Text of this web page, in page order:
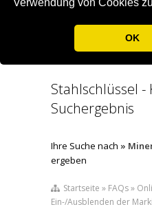
Verwendung von Cookies
OK
Stahlschlüssel -
Suchergebnis
Ihre Suche nach »
ergeben
Startseite » FAQs »
Ein-/Ausblenden der